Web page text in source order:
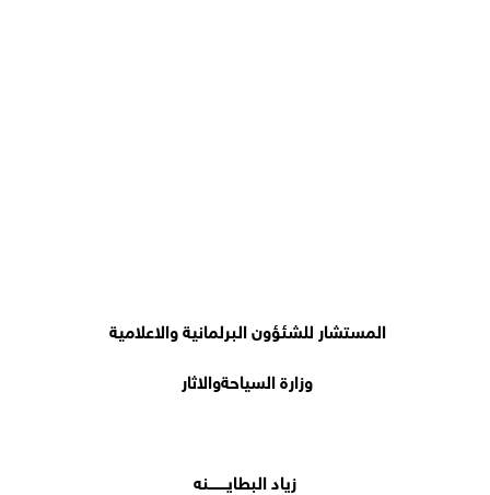
المستشار للشئؤون البرلمانية والاعلامية
وزارة السياحةوالاثار
زياد البطايــــــــنه